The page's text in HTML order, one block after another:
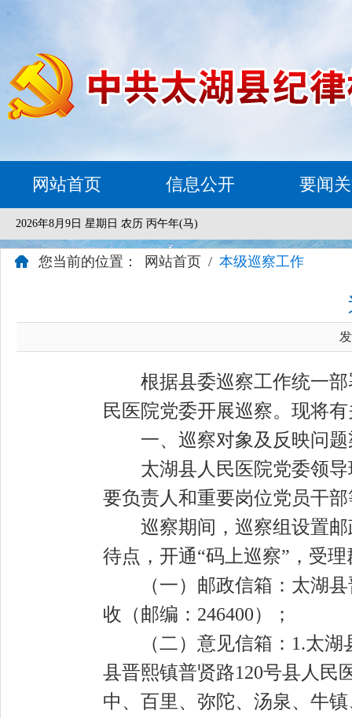
网站首页 信息公开 要闻
2026年8月9日 星期日 农历 丙午年(马)
您当前的位置： 网站首页 / 本级巡察工作
根据县委巡察工作统一
民医院党委开展巡察。现将
一、巡察对象及反映问
太湖县人民医院党委领
要负责人和重要岗位党员干部
巡察期间，巡察组设置
待点， 开通“码上巡察”，受
（一）邮政信箱 ：太湖
收（邮编： 246400）；
（二）意见信箱 ： 1.太湖
县晋熙镇普贤路120号县人民
中、百里、弥陀、汤泉、牛